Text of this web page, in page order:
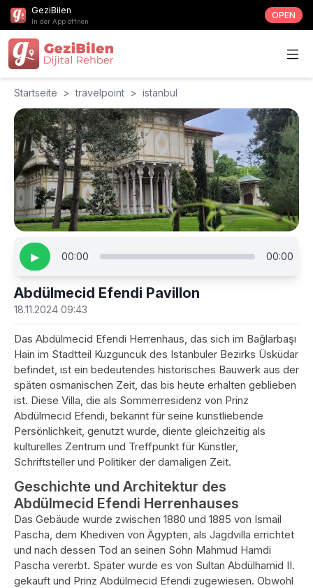
GeziBilen
In der App öffnen
OPEN
Startseite > travelpoint > istanbul
▶ 00:00 00:00
Abdülmecid Efendi Pavillon
18.11.2024 09:43
Das Abdülmecid Efendi Herrenhaus, das sich im Bağlarbaşı
Hain im Stadtteil Kuzguncuk des Istanbuler Bezirks Üsküdar
befindet, ist ein bedeutendes historisches Bauwerk aus der
späten osmanischen Zeit, das bis heute erhalten geblieben
ist. Diese Villa, die als Sommerresidenz von Prinz
Abdülmecid Efendi, bekannt für seine kunstliebende
Persönlichkeit, genutzt wurde, diente gleichzeitig als
kulturelles Zentrum und Treffpunkt für Künstler,
Schriftsteller und Politiker der damaligen Zeit.
Geschichte und Architektur des
Abdülmecid Efendi Herrenhauses
Das Gebäude wurde zwischen 1880 und 1885 von Ismail
Pascha, dem Khediven von Ägypten, als Jagdvilla errichtet
und nach dessen Tod an seinen Sohn Mahmud Hamdi
Pascha vererbt. Später wurde es von Sultan Abdülhamid II.
gekauft und Prinz Abdülmecid Efendi zugewiesen. Obwohl